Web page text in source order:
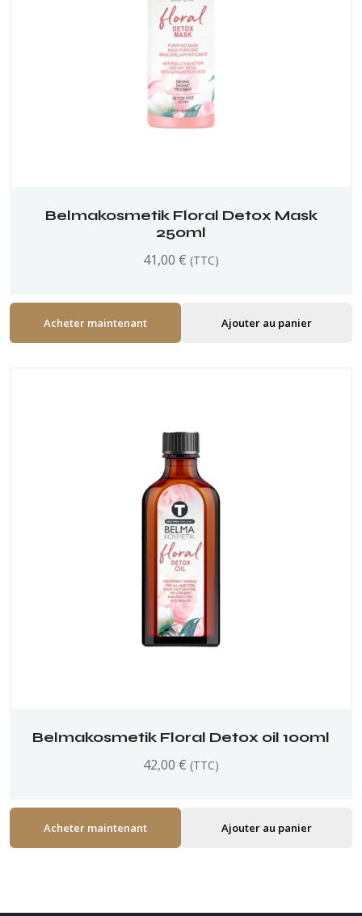
Belmakosmetik Floral Detox Mask
250ml
41,00 € (TTC)
Acheter maintenant Ajouter au panier
Belmakosmetik Floral Detox oil 100ml
42,00 € (TTC)
Acheter maintenant Ajouter au panier